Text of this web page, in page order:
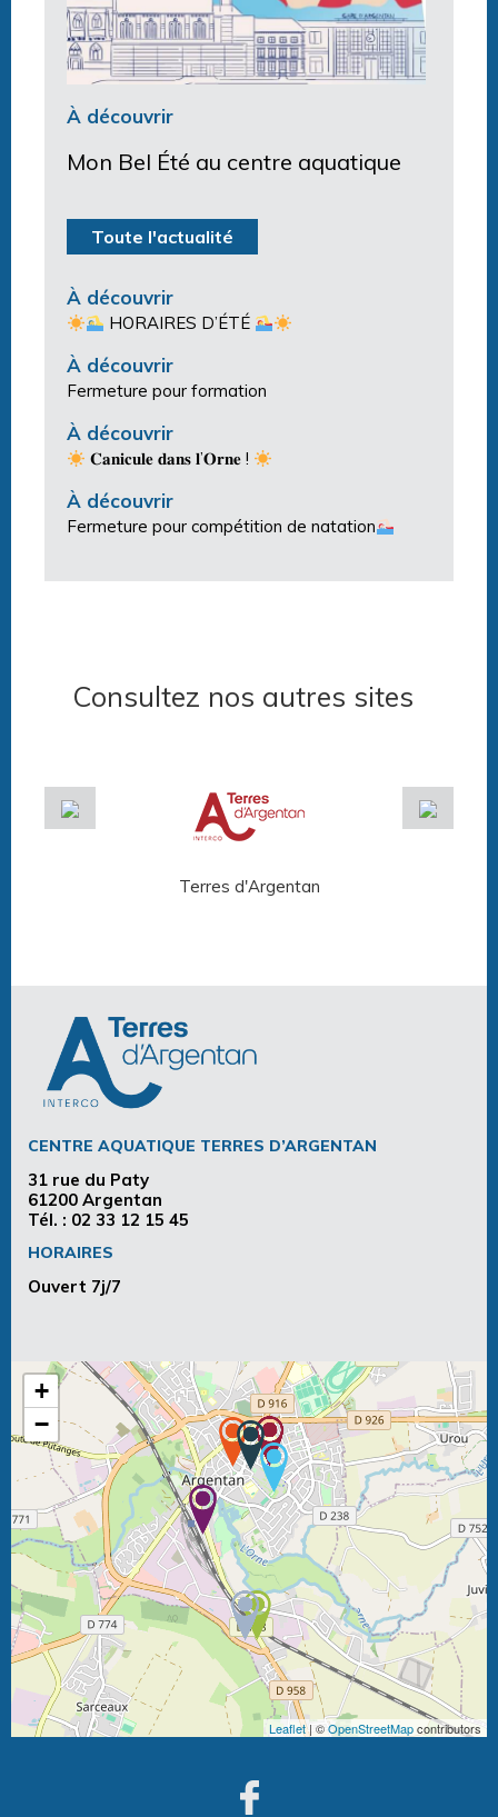
À découvrir
Mon Bel Été au centre aquatique
Toute l'actualité
À découvrir
HORAIRES D’ÉTÉ
À découvrir
Fermeture pour formation
À découvrir
𝐂𝐚𝐧𝐢𝐜𝐮𝐥𝐞 𝐝𝐚𝐧𝐬 𝐥’𝐎𝐫𝐧𝐞 !
À découvrir
Fermeture pour compétition de natation
Consultez nos autres sites
Terres d'Argentan
CENTRE AQUATIQUE TERRES D’ARGENTAN
31 rue du Paty
61200 Argentan
Tél. : 02 33 12 15 45
HORAIRES
Ouvert 7j/7
+
−
Leaflet| ©OpenStreetMapcontributors